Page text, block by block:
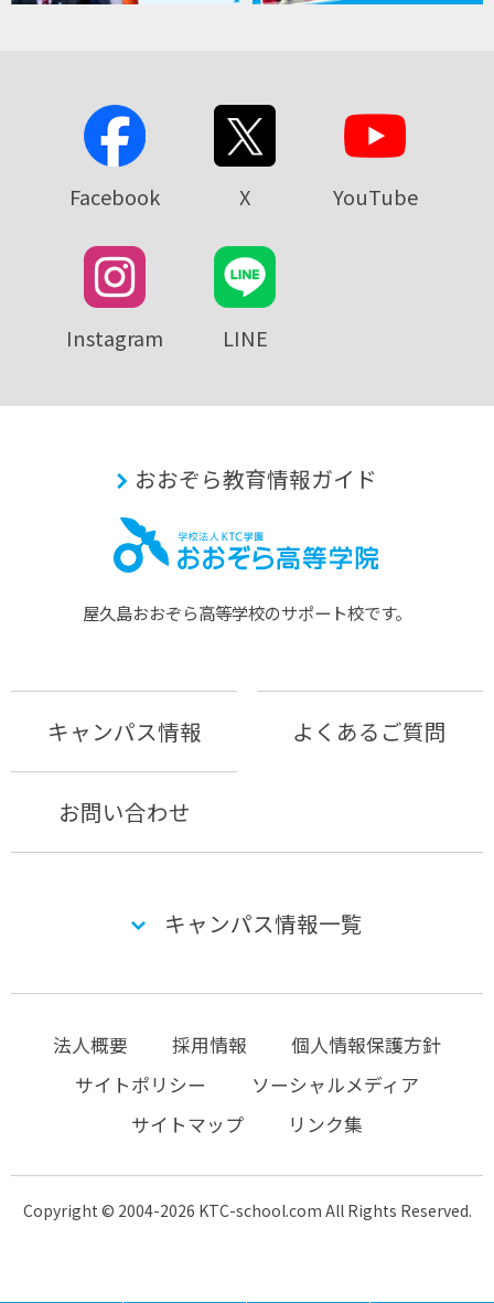
Facebook X YouTube
Instagram LINE
おおぞら教育情報ガイド
屋久島おおぞら⾼等学校のサポート校です。
キャンパス情報 よくあるご質問
お問い合わせ
キャンパス情報一覧
法人概要 採用情報
個人情報保護方針
サイトポリシー
ソーシャルメディア
サイトマップ
リンク集
Copyright © 2004-2026 KTC-school.com All Rights Reserved.